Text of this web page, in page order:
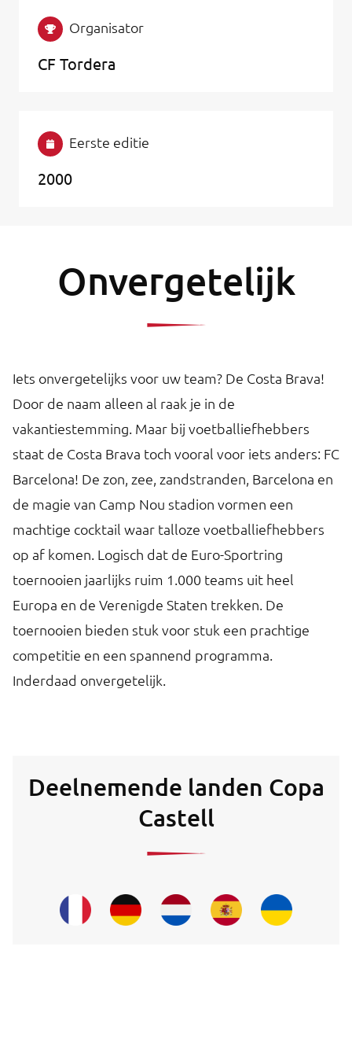
Organisator
CF Tordera
Eerste editie
2000
Onvergetelijk
Iets onvergetelijks voor uw team? De Costa Brava!
Door de naam alleen al raak je in de
vakantiestemming. Maar bij voetballiefhebbers
staat de Costa Brava toch vooral voor iets anders: FC
Barcelona! De zon, zee, zandstranden, Barcelona en
de magie van Camp Nou stadion vormen een
machtige cocktail waar talloze voetballiefhebbers
op af komen. Logisch dat de Euro-Sportring
toernooien jaarlijks ruim 1.000 teams uit heel
Europa en de Verenigde Staten trekken. De
toernooien bieden stuk voor stuk een prachtige
competitie en een spannend programma.
Inderdaad onvergetelijk.
Deelnemende landen Copa
Castell